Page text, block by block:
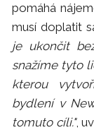
pomáhá
musí doplatit
je ukončit
snažíme tyto
kterou
bydlení v
tomuto cíli.",